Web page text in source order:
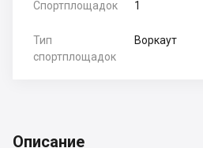
Спортплощадок 1
Тип
спортплощадок
Воркаут
Описание